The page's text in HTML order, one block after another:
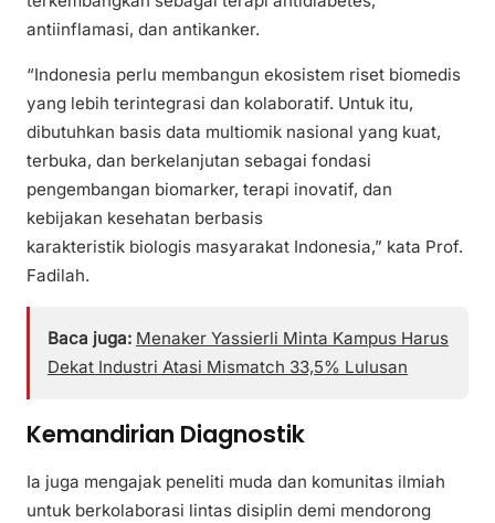
antiinflamasi, dan antikanker.
“Indonesia perlu membangun ekosistem riset biomedis
yang lebih terintegrasi dan kolaboratif. Untuk itu,
dibutuhkan basis data multiomik nasional yang kuat,
terbuka, dan berkelanjutan sebagai fondasi
pengembangan biomarker, terapi inovatif, dan
kebijakan kesehatan berbasis
karakteristik biologis masyarakat Indonesia,” kata Prof.
Fadilah.
Baca juga: Menaker Yassierli Minta Kampus Harus
Dekat Industri Atasi Mismatch 33,5% Lulusan
Kemandirian Diagnostik
Ia juga mengajak peneliti muda dan komunitas ilmiah
untuk berkolaborasi lintas disiplin demi mendorong